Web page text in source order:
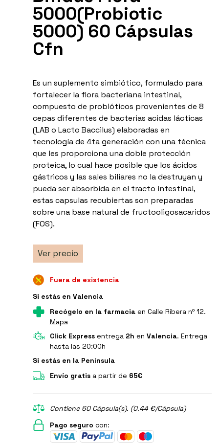
5000(Probiotic
5000) 60 Cápsulas
Cfn
Es un suplemento simbiótico, formulado para
fortalecer la flora bacteriana intestinal,
compuesto de probióticos provenientes de 8
cepas diferentes de bacterias acidas lácticas
(LAB o Lacto Baccilus) elaboradas en
tecnología de 4ta generación con una técnica
que les proporciona una doble protección
proteica, lo cual hace posible que los ácidos
gástricos y las sales biliares no la destruyan y
pueda ser absorbida en el tracto intestinal,
estas capsulas recubiertas son preparadas
sobre una base natural de fructooligosacaridos
(FOS).
Ver precio
Fuera de existencia
Si estás en Valencia
Recógelo en la farmaciaen Calle Ribera nº 12.
Mapa
Click Expressentrega 2h en Valencia. Entrega
hasta las 20:00h
Si estás en la Península
Envío gratisa partir de 65€
Contiene 60 Cápsula(s). (0.44 €/Cápsula)
Pago seguro con: